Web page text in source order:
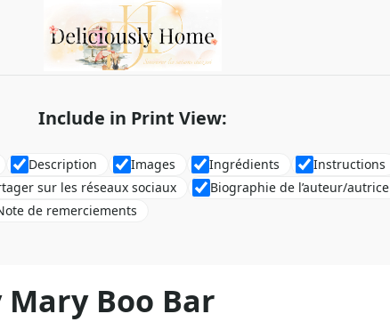
Include in Print View:
Description Images Ingrédients
Instructions
sur les réseaux sociaux
Biographie de l’auteur/autrice
de remerciements
Mary Boo Bar